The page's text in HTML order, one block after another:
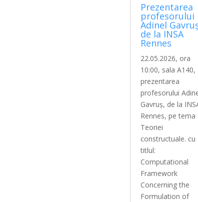
Prezentarea
profesorului
Adinel
de la INSA
Rennes
22.05.2026, ora
10:00, sala A140,
prezentarea
profesorului
Gavruș, de la
Rennes, pe tema
Teoriei
constructuale. cu
titlul:
Computational
Framework
Concerning the
Formulation of